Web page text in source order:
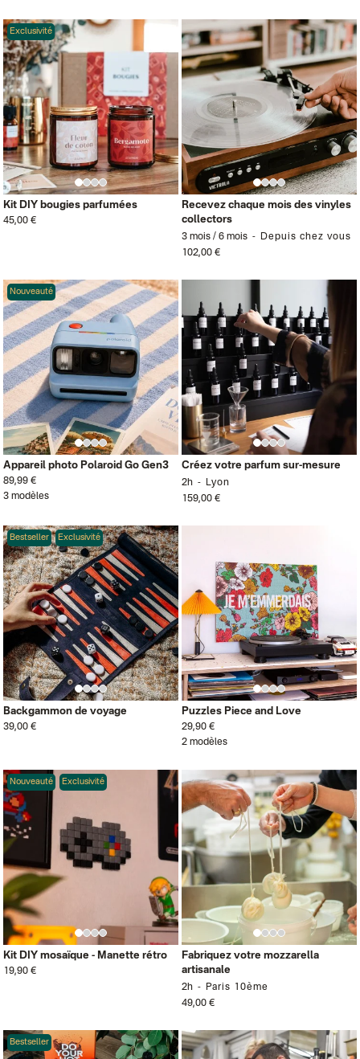
Exclusivité
Kit DIY bougies parfumées
45,00 €
Recevez chaque mois des vinyles
collectors
3 mois / 6 mois
Depuis chez vous
102,00 €
Nouveauté
Appareil photo Polaroid Go Gen3
89,99 €
3 modèles
Créez votre parfum sur-mesure
2h
Lyon
159,00 €
Bestseller Exclusivité
Backgammon de voyage
39,00 €
Puzzles Piece and Love
29,90 €
2 modèles
Nouveauté Exclusivité
Kit DIY mosaïque - Manette rétro
19,90 €
Fabriquez votre mozzarella
artisanale
2h
Paris 10ème
49,00 €
Bestseller